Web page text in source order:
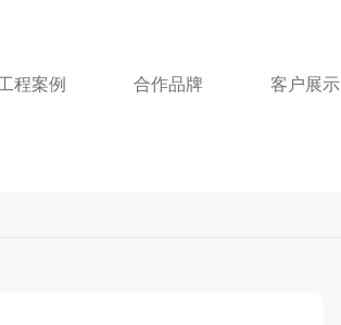
程案例 合作品牌 客户展示